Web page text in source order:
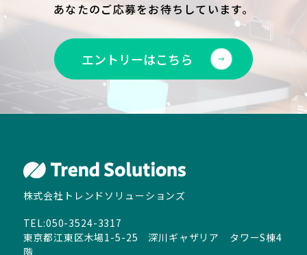
あなたのご応募をお待ちしています。
エントリーはこちら
株式会社トレンドソリューションズ
TEL:050-3524-3317
東京都江東区木場1-5-25 深川ギャザリア タワーS棟4
階